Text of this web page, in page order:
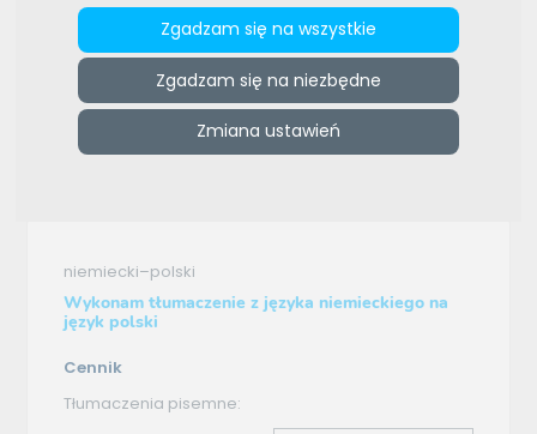
Zgadzam się na wszystkie
Zgadzam się na niezbędne
Zmiana ustawień
ZAMÓW REKLAMĘ W TYM MIEJSCU
e-tlumacze.net
specjalistyczne i zwykłe> Oferta tłumaczenia -
niemiecki–polski
Oferta tłumaczenia
niemiecki–polski
Wykonam tłumaczenie z języka niemieckiego na
język polski
Cennik
Tłumaczenia pisemne: